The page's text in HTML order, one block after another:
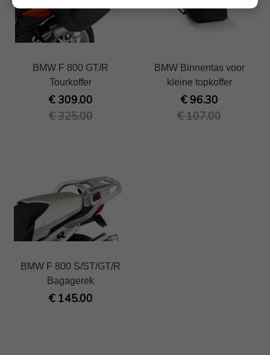
BMW F 800 GT/R
Tourkoffer
€ 309.00
€ 325.00
BMW Binnentas voor
kleine topkoffer
€ 96.30
€ 107.00
BMW F 800 S/ST/GT/R
Bagagerek
€ 145.00